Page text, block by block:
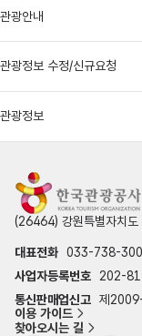
관광안내
관광정보 수정/신규요청
관광정보
(26464) 강원특별자치도
대표전화 033-738-
사업자등록번호
202-
통신판매업신고 제
이용 가이드
찾아오시는 길